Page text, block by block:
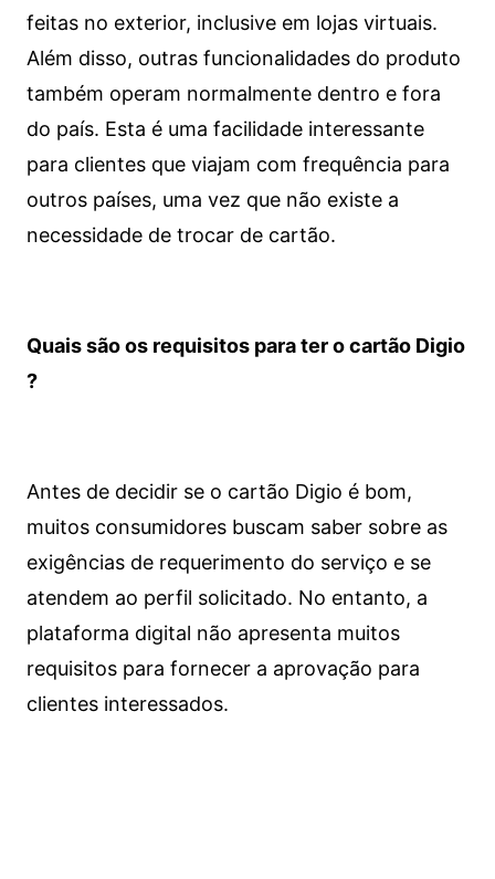
feitas no exterior, inclusive em lojas virtuais.
Além disso, outras funcionalidades do produto
também operam normalmente dentro e fora
do país. Esta é uma facilidade interessante
para clientes que viajam com frequência para
outros países, uma vez que não existe a
necessidade de trocar de cartão.
Quais são os requisitos para ter o cartão Digio
?
Antes de decidir se o cartão Digio é bom,
muitos consumidores buscam saber sobre as
exigências de requerimento do serviço e se
atendem ao perfil solicitado. No entanto, a
plataforma digital não apresenta muitos
requisitos para fornecer a aprovação para
clientes interessados.